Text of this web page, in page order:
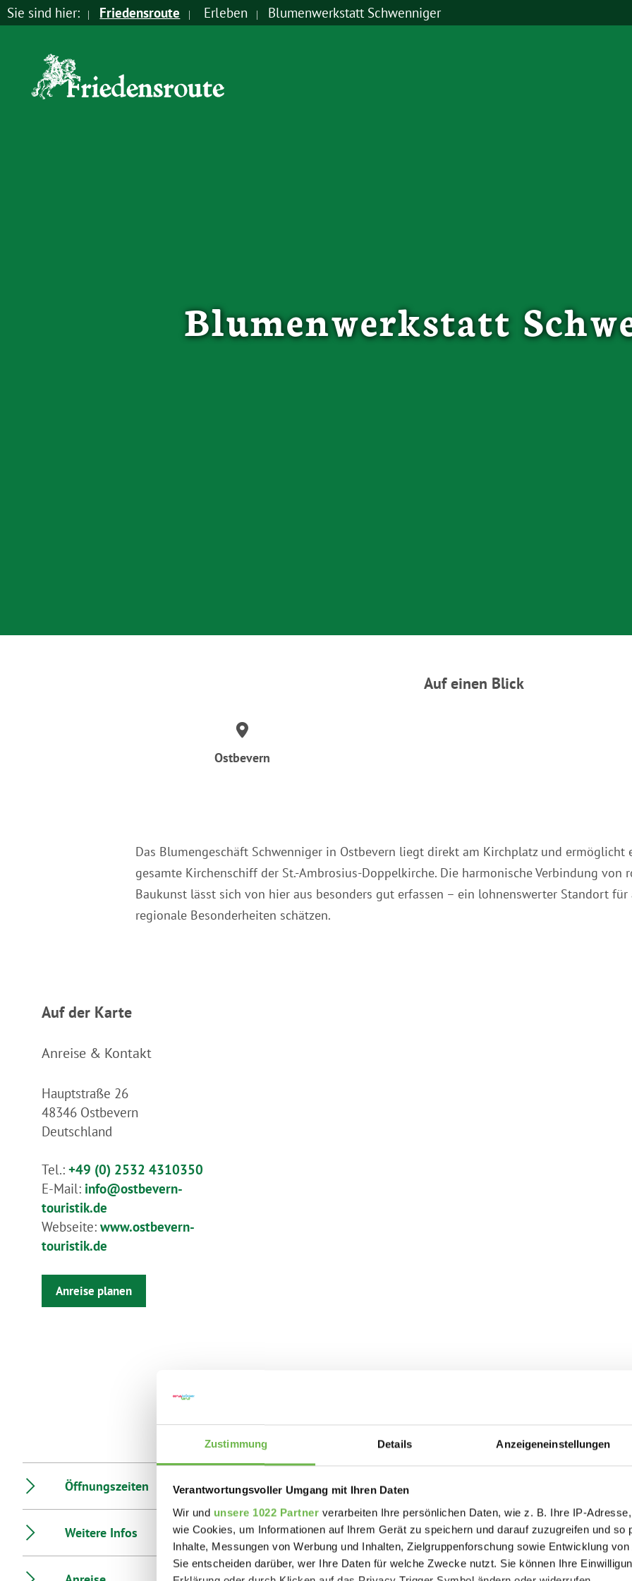
Zustimmung Details Anzeigeneinstellungen
Verantwortungsvoller Umgang mit Ihren Daten
Wir und unsere 1022 Partner verarbeiten Ihre persönlichen Daten, wie z. B. Ihre IP-
wie Cookies, um Informationen auf Ihrem Gerät zu speichern und darauf zuzugreifen und so
Inhalte, Messungen von Werbung und Inhalten, Zielgruppenforschung sowie Entwicklung
Sie entscheiden darüber, wer Ihre Daten für welche Zwecke nutzt. Sie können Ihre
Sie sind hier: Friedensroute Erleben Blumenwerkstatt Schwenniger
Blumenwerkstatt
Auf einen Blick
Ostbevern
Das Blumengeschäft Schwenniger in Ostbevern liegt direkt am Kirchplatz und ermöglicht
gesamte Kirchenschiff der St.-Ambrosius-Doppelkirche. Die harmonische Verbindung von
Baukunst lässt sich von hier aus besonders gut erfassen – ein lohnenswerter Standort
regionale Besonderheiten schätzen.
Auf der Karte
Anreise & Kontakt
Hauptstraße 26
48346 Ostbevern
Deutschland
Tel.: +49 (0) 2532 4310350
E-Mail: info@ostbevern-
touristik.de
Webseite: www.ostbevern-
touristik.de
Anreise planen
Öffnungszeiten
Weitere Infos